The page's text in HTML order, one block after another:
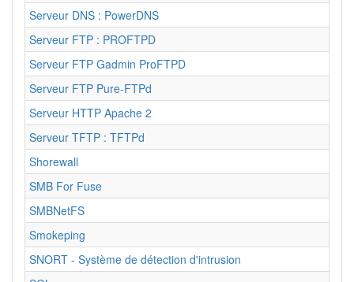
Serveur DNS : PowerDNS
Serveur FTP : PROFTPD
Serveur FTP Gadmin ProFTPD
Serveur FTP Pure-FTPd
Serveur HTTP Apache 2
Serveur TFTP : TFTPd
Shorewall
SMB For Fuse
SMBNetFS
Smokeping
SNORT - Système de détection d'intrusion